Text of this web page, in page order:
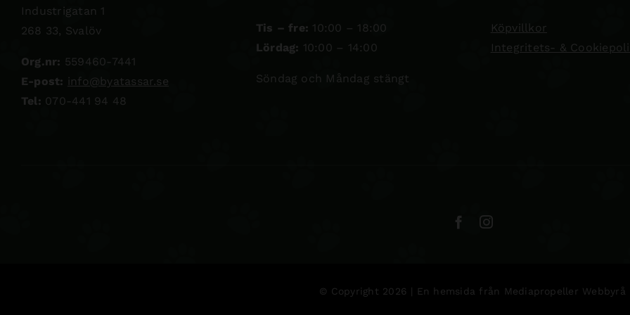
Industrigatan 1
268 33, Svalöv
Org.nr: 559460-7441
E-post: info@byatassar.se
Tel: 070-441 94 48
Tis – fre: 10:00 – 18:00
Lördag: 10:00 – 14:00
Söndag och Måndag stängt
Köpvillkor
Integritets- &
© Copyright 2026 | En hemsida från Mediapropeller Webbyrå